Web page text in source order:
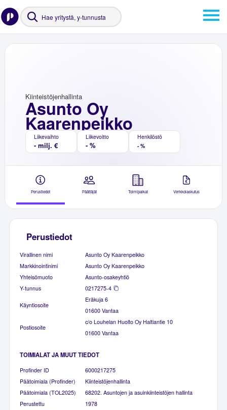
Asunto Oy
Kaarenpeikko
Kiinteistöjenhallinta
Liikevaihto
- milj. €
Liikevoitto
- %
Henkilöstö
- %
Perustiedot Päättäjät Toimipaikat Verkkolaskutus
Perustiedot
Virallinen nimi
Asunto Oy Kaarenpeikko
Markkinointinimi
Asunto Oy Kaarenpeikko
Yhteisömuoto
Asunto-osakeyhtiö
Y-tunnus
0217275-4
Käyntiosoite
Eräkuja 6
01600 Vantaa
Postiosoite
c/o Louhelan Huolto Oy Haltiantie 10
01600 Vantaa
TOIMIALAT JA MUUT TIEDOT
Profinder ID
6000217275
Päätoimiala (Profinder)
Kiinteistöjenhallinta
Päätoimiala (TOL2025)
68202. Asuntojen ja asuinkiinteistöjen hallinta
Perustettu
1978